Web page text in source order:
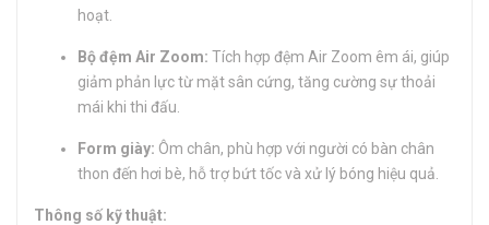
hoạt.
Bộ đệm Air Zoom: Tích hợp đệm Air Zoom êm ái, giúp
giảm phản lực từ mặt sân cứng, tăng cường sự thoải
mái khi thi đấu.
Form giày: Ôm chân, phù hợp với người có bàn chân
thon đến hơi bè, hỗ trợ bứt tốc và xử lý bóng hiệu quả.
Thông số kỹ thuật: